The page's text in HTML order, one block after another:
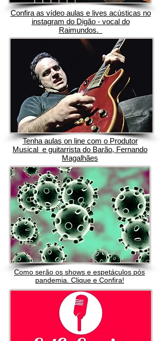
Confira as vídeo aulas e lives acústicas no
instagram do Digão - vocal do
Raimundos.
Tenha aulas on line com o Produtor
Musical e guitarrista do Barão, Fernando
Magalhães
Como serão os shows e espetáculos pós
pandemia. Clique e Confira!